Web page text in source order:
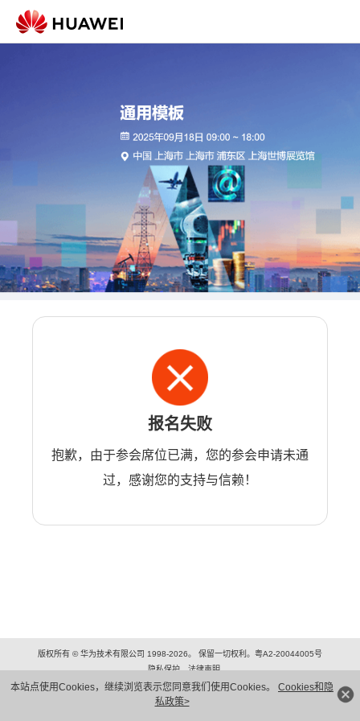
本站点使用Cookies，继续浏览表示您同意我们使用Cookies。 Cookies和隐
私政策>
报名失败
抱歉，由于参会席位已满，您的参会申请未通
过，感谢您的支持与信赖！
版权所有 © 华为技术有限公司 1998-2026。 保留一切权利。粤A2-20044005号
隐私保护
法律声明